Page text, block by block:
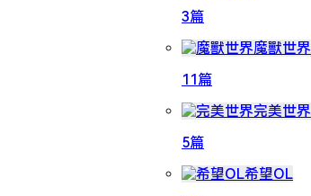
3篇
魔獸世界
11篇
完美世界
5篇
希望OL